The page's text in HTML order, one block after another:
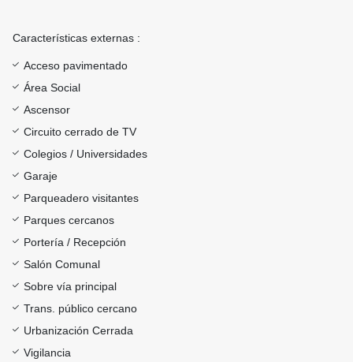
Características externas :
Acceso pavimentado
Área Social
Ascensor
Circuito cerrado de TV
Colegios / Universidades
Garaje
Parqueadero visitantes
Parques cercanos
Portería / Recepción
Salón Comunal
Sobre vía principal
Trans. público cercano
Urbanización Cerrada
Vigilancia